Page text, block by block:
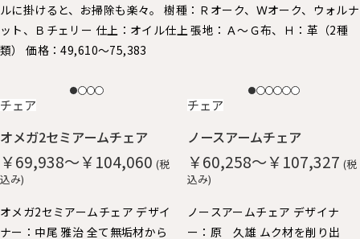
ルに掛けると、お掃除も楽々。 樹種：Ｒオーク、Ｗオーク、ウォルナ
ット、Ｂチェリー 仕上：オイル仕上 張地：Ａ～Ｇ布、Ｈ：革（2種
類） 価格：49,610～75,383
NEW
チェア
オメガ2セミアームチェア
￥69,938～￥104,060 (税
込み)
オメガ2セミアームチェア デザイ
ナー：中尾 雅治 全て無垢材から
NEW
チェア
ノースアームチェア
￥60,258～￥107,327 (税
込み)
ノースアームチェア デザイナ
ー：原 久雄 ムク材を削り出